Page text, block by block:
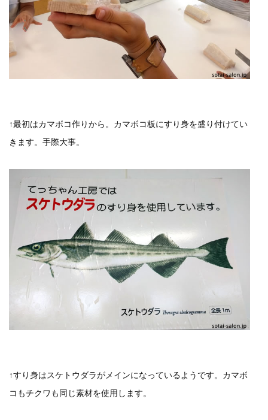
↑最初はカマボコ作りから。カマボコ板にすり身を盛り付けてい
きます。手際大事。
↑すり身はスケトウダラがメインになっているようです。カマボ
コもチクワも同じ素材を使用します。